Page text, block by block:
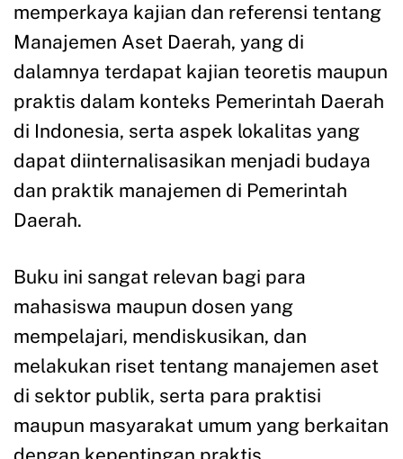
memperkaya kajian dan referensi tentang
Manajemen Aset Daerah, yang di
dalamnya terdapat kajian teoretis maupun
praktis dalam konteks Pemerintah Daerah
di Indonesia, serta aspek lokalitas yang
dapat diinternalisasikan menjadi budaya
dan praktik manajemen di Pemerintah
Daerah.
Buku ini sangat relevan bagi para
mahasiswa maupun dosen yang
mempelajari, mendiskusikan, dan
melakukan riset tentang manajemen aset
di sektor publik, serta para praktisi
maupun masyarakat umum yang berkaitan